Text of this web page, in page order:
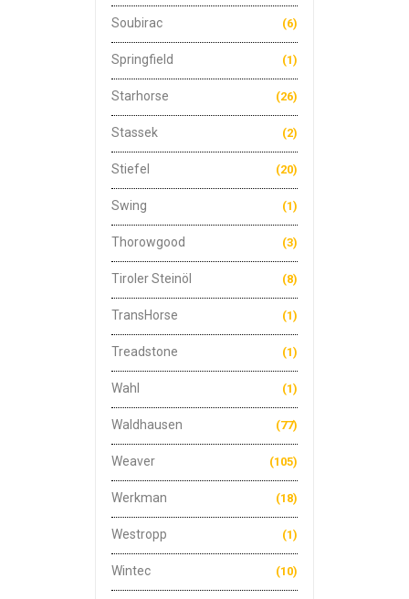
Soubirac (6)
Springfield (1)
Starhorse (26)
Stassek (2)
Stiefel (20)
Swing (1)
Thorowgood (3)
Tiroler Steinöl (8)
TransHorse (1)
Treadstone (1)
Wahl (1)
Waldhausen (77)
Weaver (105)
Werkman (18)
Westropp (1)
Wintec (10)